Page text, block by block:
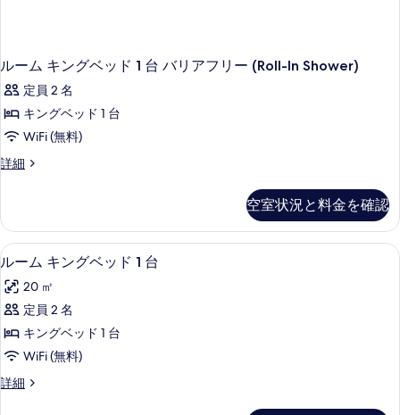
の
細
ルーム キングベッド 1 台 バリアフリー (Roll-In Shower)
定員 2 名
キングベッド 1 台
WiFi (無料)
詳細
ル
ン
グ
ベ
ド
バ
リ
フ
空室状況と料金を確認
ル
ー
ム
キ
ン
ベ
アイロン / アイロン台、WiFi (無料)
3
ルーム キングベッド 1 台
20 ㎡
定員 2 名
キングベッド 1 台
WiFi (無料)
詳細
ル